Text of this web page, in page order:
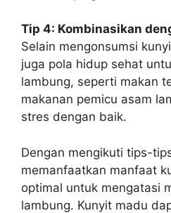
Tip 4: Kombinasikan
Selain mengonsumsi
juga pola hidup sehat
lambung, seperti makan
makanan pemicu asam
stres dengan baik.
Dengan mengikuti tips-
memanfaatkan manfaat
optimal untuk mengatasi
lambung. Kunyit madu